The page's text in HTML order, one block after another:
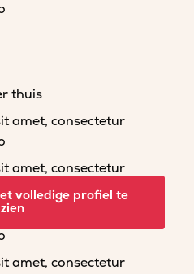
thuis
amet, consectetur
amet, consectetur
amet, consectetur
amet, consectetur
volledige profiel te
zien